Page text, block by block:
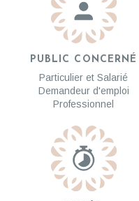
PUBLIC CONCERNÉ
Particulier et Salarié
Demandeur d'emploi
Professionnel